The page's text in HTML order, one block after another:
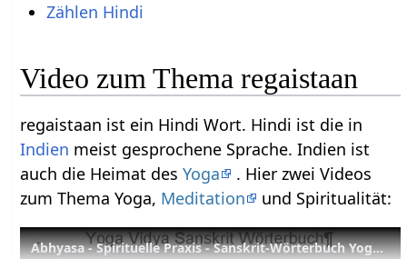
Zählen Hindi
Video zum Thema regaistaan
regaistaan ist ein Hindi Wort. Hindi ist die in
Indien meist gesprochene Sprache. Indien ist
auch die Heimat desYoga
. Hier zwei Videos
zum Thema Yoga, Meditation und Spiritualität:
Abhyasa - Spirituelle Praxis - Sanskrit-Wörterbuch Yoga Vidya